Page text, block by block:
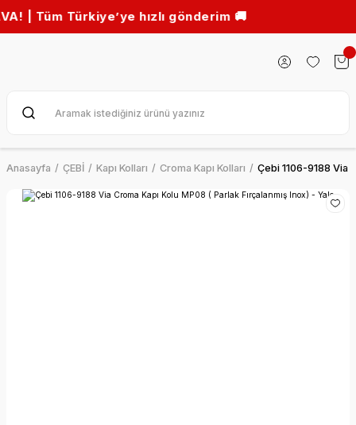
Türkiye’ye hızlı gönderim 🚚
Anasayfa ÇEBİ Kapı Kolları Croma Kapı Kolları Çebi 1106-9188 Via